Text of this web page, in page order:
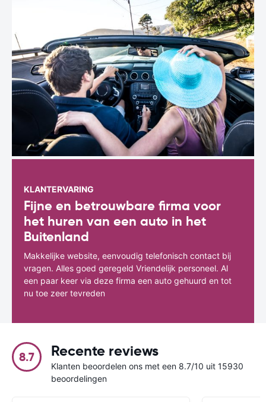
KLANTERVARING
Fijne en betrouwbare firma voor
het huren van een auto in het
Buitenland
Makkelijke website, eenvoudig telefonisch contact bij
vragen. Alles goed geregeld Vriendelijk personeel. Al
een paar keer via deze firma een auto gehuurd en tot
nu toe zeer tevreden
8.7 Recente reviews
Klanten beoordelen ons met een 8.7/10 uit 15930
beoordelingen